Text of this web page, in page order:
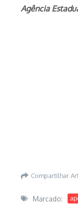
Agência
Compartilhar
Marcado: